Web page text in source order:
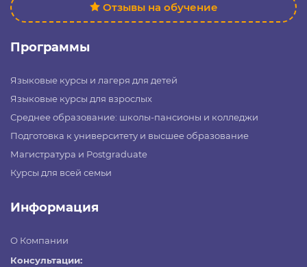
Отзывы на обучение
Программы
Языковые курсы и лагеря для детей
Языковые курсы для взрослых
Среднее образование: школы-пансионы и колледжи
Подготовка к университету и высшее образование
Магистратура и Postgraduate
Курсы для всей семьи
Информация
О Компании
Консультации: